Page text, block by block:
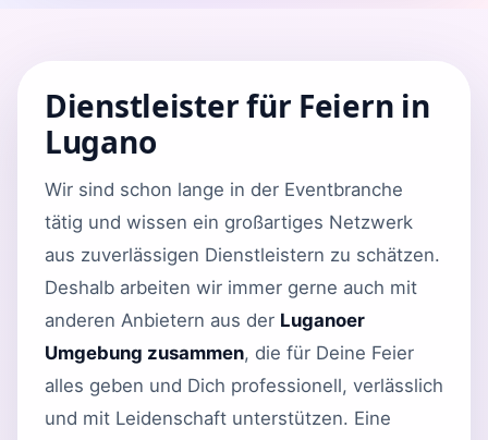
Dienstleister für Feiern in
Lugano
Wir sind schon lange in der Eventbranche
tätig und wissen ein großartiges Netzwerk
aus zuverlässigen Dienstleistern zu schätzen.
Deshalb arbeiten wir immer gerne auch mit
anderen Anbietern aus der Luganoer
Umgebung zusammen, die für Deine Feier
alles geben und Dich professionell, verlässlich
und mit Leidenschaft unterstützen. Eine